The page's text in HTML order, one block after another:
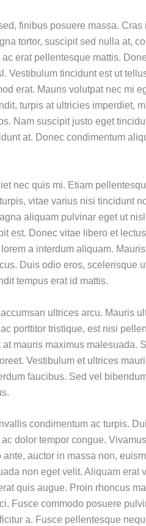
finibus posuere massa. Cras
tortor, suscipit sed nulla at,
erat pellentesque mattis.
Vestibulum tincidunt est ut
erat. Mauris volutpat nec mi
turpis at ultricies imperdiet,
Nam suscipit justo eget
at. Donec condimentum
nec quis mi. Etiam
vitae varius nisi tincidunt
aliquam pulvinar eget ut
est. Donec vitae libero et
a interdum aliquam.
Duis odio eros, scelerisque
tempus erat id mattis.
ultrices arcu. Mauris
porttitor tristique, est nisi
mauris maximus malesuada.
Vestibulum et ultrices
faucibus. Sed vel
condimentum ac turpis.
dolor tempor congue.
auctor in massa non,
non eget velit. Aliquam erat
quis augue. Proin rhoncus
Fusce commodo posuere
a. Fusce pellentesque